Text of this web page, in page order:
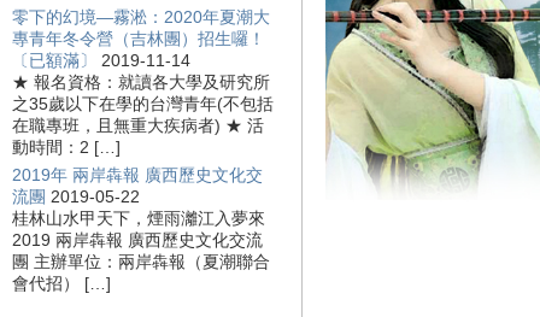
零下的幻境—霧淞：2020年夏潮大
專青年冬令營（吉林團）招生囉！
〔已額滿〕
2019-11-14
★ 報名資格：就讀各大學及研究所
之35歲以下在學的台灣青年(不包括
在職專班，且無重大疾病者) ★ 活
動時間：2 […]
2019年 兩岸犇報 廣西歷史文化交
流團 2019-05-22
桂林山水甲天下，煙雨灕江入夢來
2019 兩岸犇報 廣西歷史文化交流
團 主辦單位：兩岸犇報（夏潮聯合
會代招） […]